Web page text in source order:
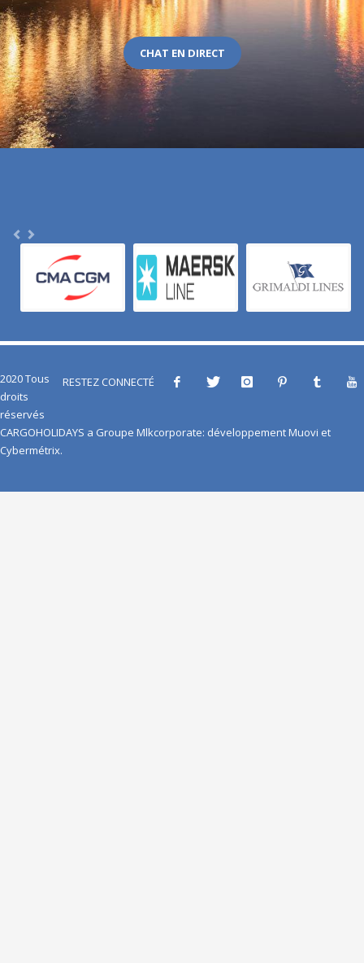
CHAT EN DIRECT
RESTEZ CONNECTÉ
2020 Tous
droits
réservés
CARGOHOLIDAYS a Groupe Mlkcorporate: développementMuovi et
Cybermétrix.